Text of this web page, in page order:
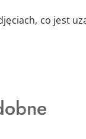
co jest